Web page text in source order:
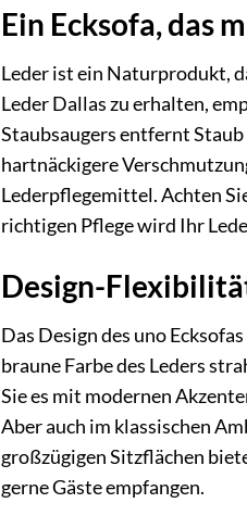
Ein Ecksofa, das
Leder ist ein Naturprodukt,
Leder Dallas zu erhalten,
Staubsaugers entfernt
hartnäckigere
Lederpflegemittel. Achten
richtigen Pflege wird Ihr
Design-
Das Design des uno
braune Farbe des Leders
Sie es mit modernen
Aber auch im klassischen
großzügigen Sitzflächen
gerne Gäste empfangen.